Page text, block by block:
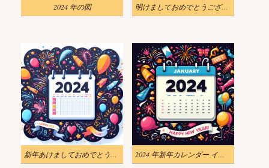
2024 年の図 明けましておめでとうございます 2024 イラスト画像
新年あけましておめでとうございます2024イラスト無料 2024 年新年カレンダー イラスト